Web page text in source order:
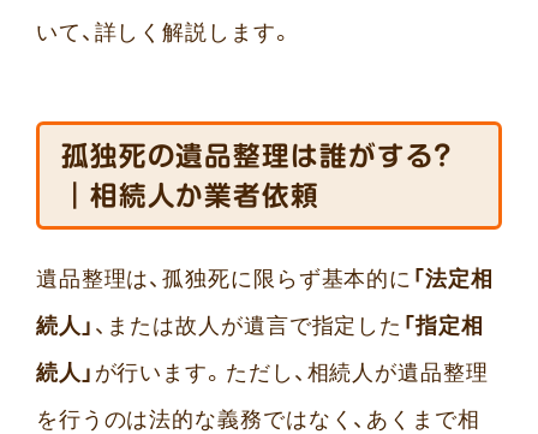
いて、詳しく解説します。
孤独死の遺品整理は誰がする？
｜相続人か業者依頼
遺品整理は、孤独死に限らず基本的に 「法定相
続人」 、または故人が遺言で指定した 「指定相
続人」 が行います。ただし、相続人が遺品整理
を行うのは法的な義務ではなく、あくまで相